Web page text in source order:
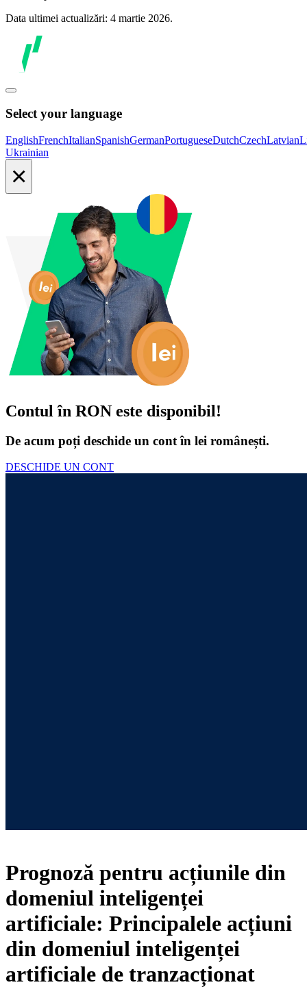
Data ultimei actualizări: 4 martie 2026.
Select your language
EnglishFrenchItalianSpanishGermanPortugueseDutchCzechLatvian
Ukrainian
×
Contul în RON este disponibil!
De acum poți deschide un cont în lei românești.
DESCHIDE UN CONT
Prognoză pentru acțiunile din
domeniul inteligenței
artificiale: Principalele acțiuni
din domeniul inteligenței
artificiale de tranzacționat